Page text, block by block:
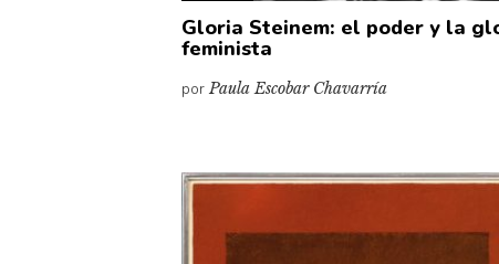
Gloria Steinem: el poder y la
feminista
porPaula Escobar Chavarría